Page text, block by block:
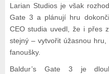
Larian Studios je však
Gate 3 a plánují hru
CEO studia uvedl, že i přes
stejný – vytvořit úžasnou
fanoušky.
Baldur’s Gate 3 je